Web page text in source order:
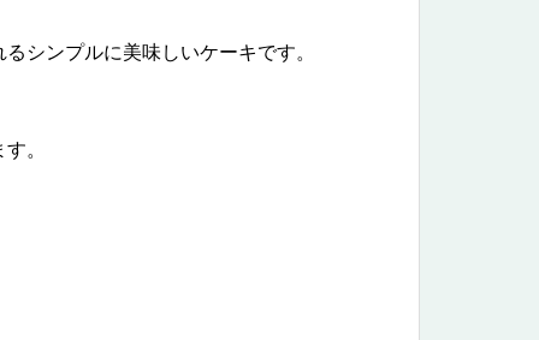
シンプルに美味しいケーキです。
。